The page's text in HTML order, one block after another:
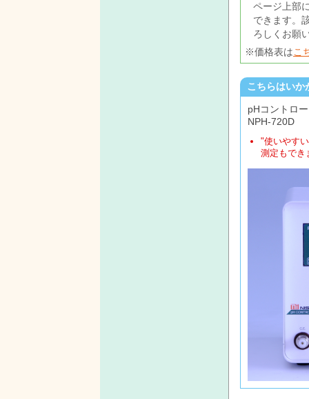
ページ上部
できます。
ろしくお願
価格表はこ
こちらはいか
pHコントロ
NPH-720D
"使いやす
測定もでき